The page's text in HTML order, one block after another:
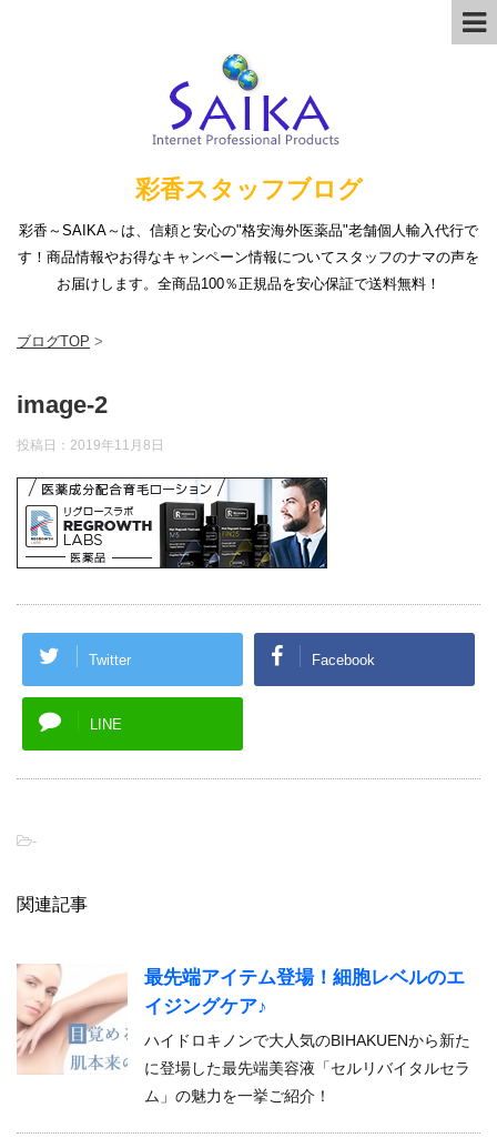
彩香スタッフブログ
彩香～SAIKA～は、信頼と安心の"格安海外医薬品"老舗個人輸入代行で
す！商品情報やお得なキャンペーン情報についてスタッフのナマの声を
お届けします。全商品100％正規品を安心保証で送料無料！
ブログTOP >
image-2
投稿日： 2019年11月8日
Twitter Facebook
LINE
-
関連記事
最先端アイテム登場！細胞レベルのエ
イジングケア♪
ハイドロキノンで大人気のBIHAKUENから新た
に登場した最先端美容液「セルリバイタルセラ
ム」の魅力を一挙ご紹介！